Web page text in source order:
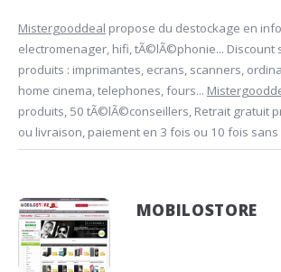
Mistergooddeal propose du destockage en
electromenager, hifi, tÃ©lÃ©phonie... Discount
produits : imprimantes, ecrans, scanners,
home cinema, telephones, fours...
produits, 50 tÃ©lÃ©conseillers, Retrait gratuit
ou livraison, paiement en 3 fois ou 10 fois sans
MOBILOSTORE